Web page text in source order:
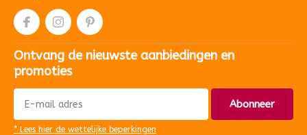
Ontvang de nieuwste aanbiedingen en
promoties
Abonneer
* Lees hier de wettelijke beperkingen